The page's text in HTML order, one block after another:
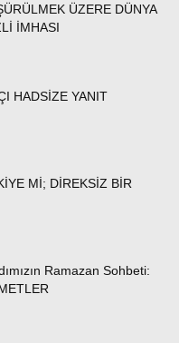
ÜZERE DÜNYA
İMHASI
HADSİZE YANIT
Mİ; DİREKSİZ BİR
Ramazan Sohbeti: